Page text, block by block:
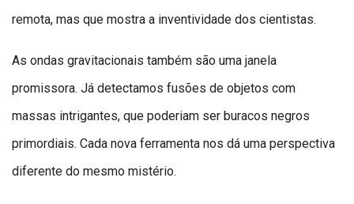
remota, mas que mostra a inventividade dos cientistas.
As ondas gravitacionais também são uma janela
promissora. Já detectamos fusões de objetos com
massas intrigantes, que poderiam ser buracos negros
primordiais. Cada nova ferramenta nos dá uma perspectiva
diferente do mesmo mistério.